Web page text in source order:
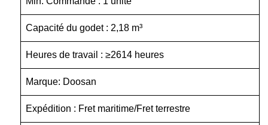
Capacité du godet : 2,18 m³
Heures de travail : ≥2614 heures
Marque: Doosan
Expédition : Fret maritime/Fret terrestre